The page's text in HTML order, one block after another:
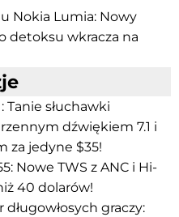
Nokia Lumia: Nowy
detoksu wkracza na
Tanie słuchawki
dźwiękiem 7.1 i
za jedyne $35!
Nowe TWS z ANC i Hi-
40 dolarów!
graczy: